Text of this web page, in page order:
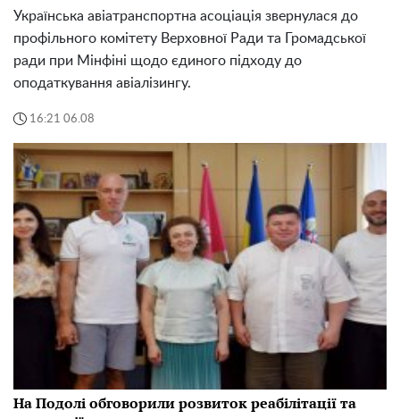
Українська авіатранспортна асоціація звернулася до
профільного комітету Верховної Ради та Громадської
ради при Мінфіні щодо єдиного підходу до
оподаткування авіалізингу.
16:21 06.08
На Подолі обговорили розвиток реабілітації та